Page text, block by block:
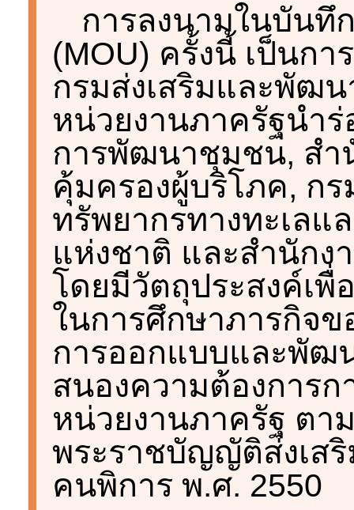
การลงนามในบันทึ
(MOU) ครั้งนี้ เป็นก
กรมส่งเสริมและพัฒ
หน่วยงานภาครัฐนำ
การพัฒนาชุมชน, สำ
คุ้มครองผู้บริโภค, กร
ทรัพยากรทางทะเลแ
แห่งชาติ และสำนักง
โดยมีวัตถุประสงค์เพื่
ในการศึกษาภารกิจ
การออกแบบและพัฒ
สนองความต้องการก
หน่วยงานภาครัฐ ตา
พระราชบัญญัติส่งเ
คนพิการ พ.ศ. 2550